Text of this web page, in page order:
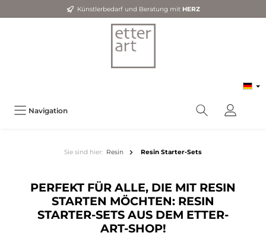
Künstlerbedarf und Beratung mitHERZ
Navigation
Sie sind hier: Resin Resin Starter-Sets
PERFEKT FÜR ALLE, DIE MIT RESIN
STARTEN MÖCHTEN: RESIN
STARTER-SETS AUS DEM ETTER-
ART-SHOP!